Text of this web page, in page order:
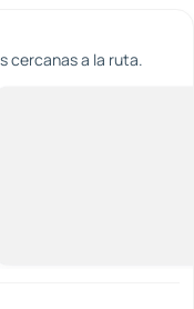
cercanas a la ruta.